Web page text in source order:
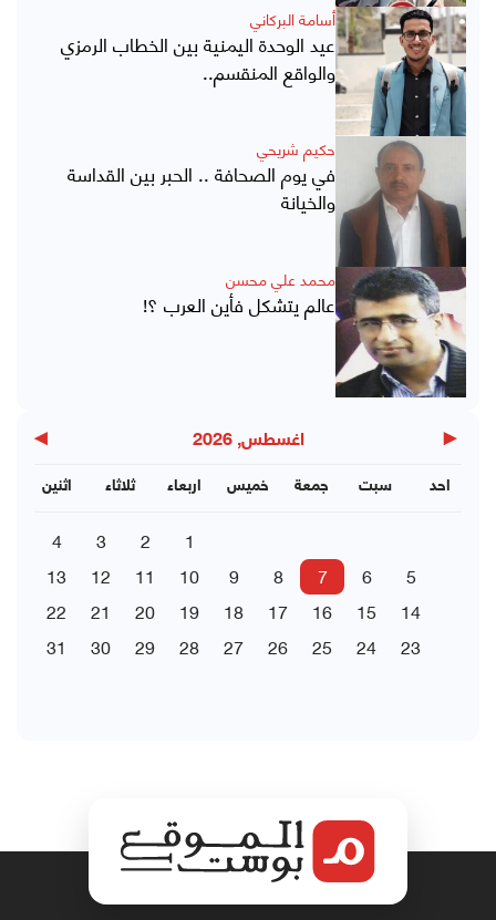
أسامة البركاني
عيد الوحدة اليمنية بين الخطاب الرمزي
والواقع المنقسم..
حكيم شريحي
في يوم الصحافة .. الحبر بين القداسة
والخيانة
محمد علي محسن
عالم يتشكل فأين العرب ؟!
◀ اغسطس, 2026 ▶
اثنين ثلاثاء اربعاء خميس جمعة سبت احد
1
2
3
4
5
6
7
8
9
10
11
12
13
14
15
16
17
18
19
20
21
22
23
24
25
26
27
28
29
30
31